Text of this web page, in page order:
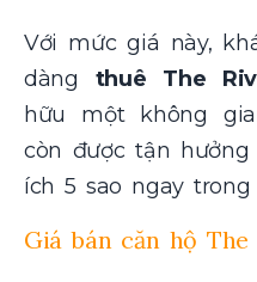
Với mức giá này,
dàng thuê The
hữu một không
còn được tận
ích 5 sao ngay
Giá bán căn hộ